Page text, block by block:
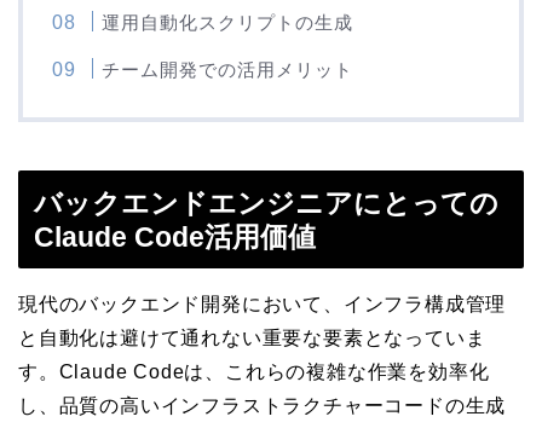
運用自動化スクリプトの生成
チーム開発での活用メリット
バックエンドエンジニアにとっての
Claude Code活用価値
現代のバックエンド開発において、インフラ構成管理
と自動化は避けて通れない重要な要素となっていま
す。Claude Codeは、これらの複雑な作業を効率化
し、品質の高いインフラストラクチャーコードの生成